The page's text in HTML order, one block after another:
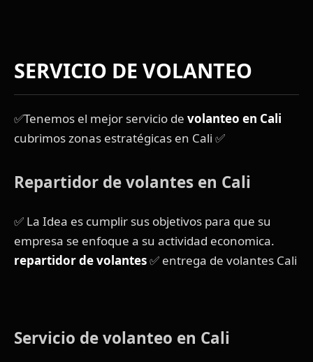
SERVICIO DE VOLANTEO
✅Tenemos el mejor servicio de volanteo en Cali
cubrimos zonas estratégicas en Cali ✅
Repartidor de volantes en Cali
✅ La Idea es cumplir sus objetivos para que su
empresa se enfoque a su actividad economica.
repartidor de volantes✅ entrega de volantes Cali
Servicio de volanteo en Cali